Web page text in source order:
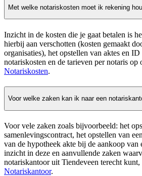
Met welke notariskosten moet ik rekening
Inzicht in de kosten die je gaat betalen is
hierbij aan verschotten (kosten gemaakt
organisaties), het opstellen van aktes en
notariskosten en de tarieven per notaris op
Notariskosten.
Voor welke zaken kan ik naar een
Voor vele zaken zoals bijvoorbeeld: het
samenlevingscontract, het opstellen van
van de hypotheek akte bij de aankoop van
inzicht in deze en aanvullende zaken
notariskantoor uit Tiendeveen terecht
Notariskantoor.